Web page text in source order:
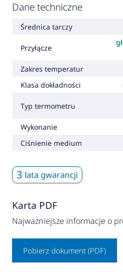
Dane techniczne
Średnica tarczy
Przyłącze
Zakres temperatur
Klasa dokładności
Typ termometru
Wykonanie
Ciśnienie medium
3 lata gwarancji
Karta PDF
Najważniejsze informacje o
Pobierz dokument (PDF)